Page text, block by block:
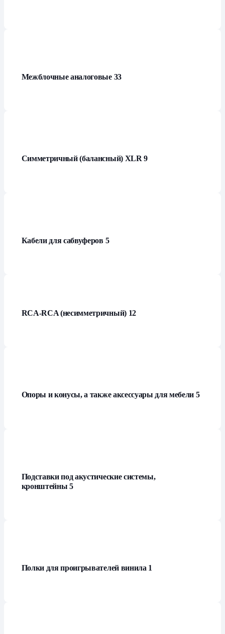
Межблочные аналоговые 33
Симметричный (балансный) XLR9
Кабели для сабвуферов 5
RCA-RCA (несимметричный) 12
Опоры и конусы, а также аксессуары для мебели 5
Подставки под акустические системы,
кронштейны5
Полки для проигрывателей винила 1